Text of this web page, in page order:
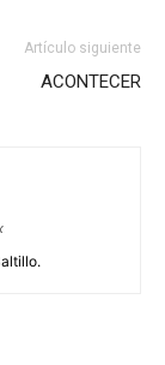
Artículo siguiente
ACONTECER